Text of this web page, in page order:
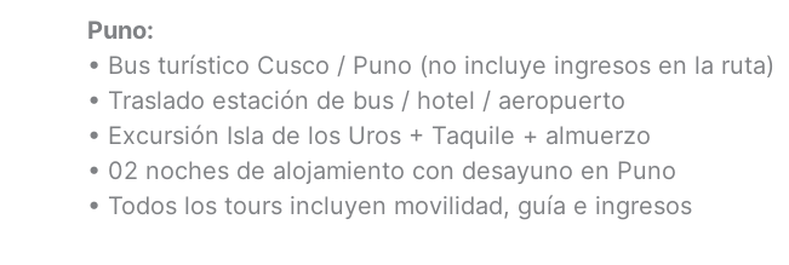
Puno:
• Bus turístico Cusco / Puno (no incluye ingresos en la ruta)
• Traslado estación de bus / hotel / aeropuerto
• Excursión Isla de los Uros + Taquile + almuerzo
• 02 noches de alojamiento con desayuno en Puno
• Todos los tours incluyen movilidad, guía e ingresos